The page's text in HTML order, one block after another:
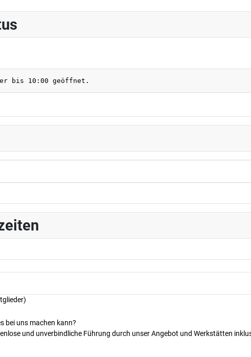
bei uns machen kann?
und unverbindliche Führung durch unser Angebot und Werkstätten